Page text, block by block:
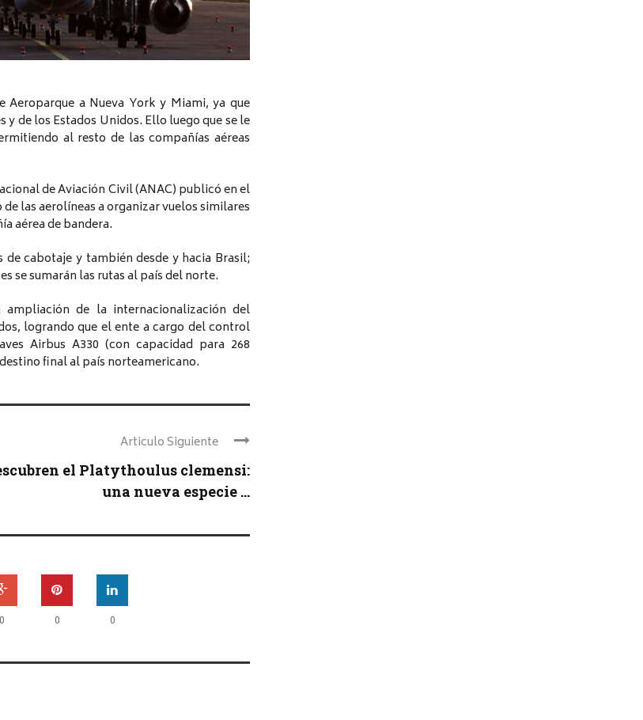
Aeroparque a Nueva York y Miami, ya que
de los Estados Unidos. Ello luego que se le
al resto de las compañías aéreas
de Aviación Civil (ANAC) publicó en el
las aerolíneas a organizar vuelos similares
aérea de bandera.
cabotaje y también desde y hacia Brasil;
se sumarán las rutas al país del norte.
de la internacionalización del
logrando que el ente a cargo del control
Airbus A330 (con capacidad para 268
final al país norteamericano.
Articulo Siguiente
el Platythoulus clemensi:
una nueva especie ...
0 0 0